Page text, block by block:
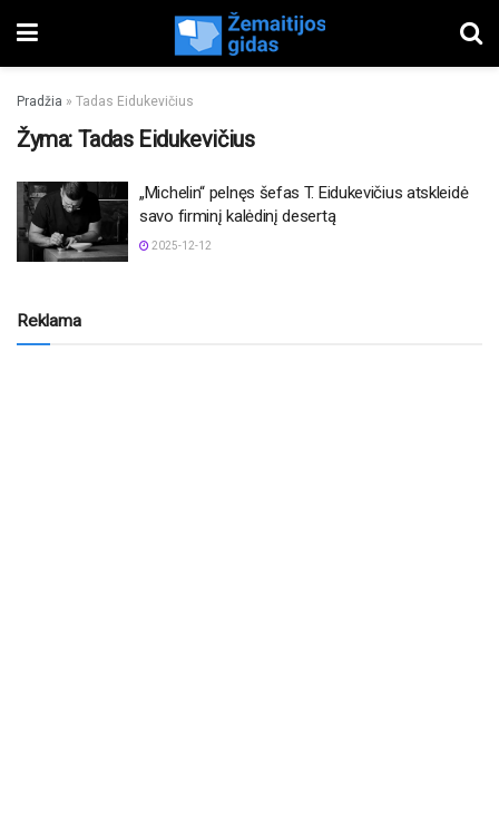
Pradžia » Tadas Eidukevičius
Žyma: Tadas Eidukevičius
„Michelin“ pelnęs šefas T. Eidukevičius atskleidė
savo firminį kalėdinį desertą
2025-12-12
Reklama